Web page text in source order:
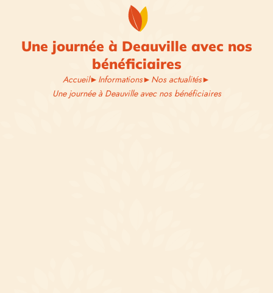
Une journée à Deauville avec nos
bénéficiaires
Accueil► Informations► Nos actualités►
Une journée à Deauville avec nos bénéficiaires